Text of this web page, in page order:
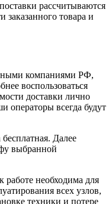
рассчитываются
заказанного товара и
компаниями РФ,
воспользоваться
доставки лично
операторы всегда будут
Далее
выбранной
работе необходима для
всех узлов,
техники и потере